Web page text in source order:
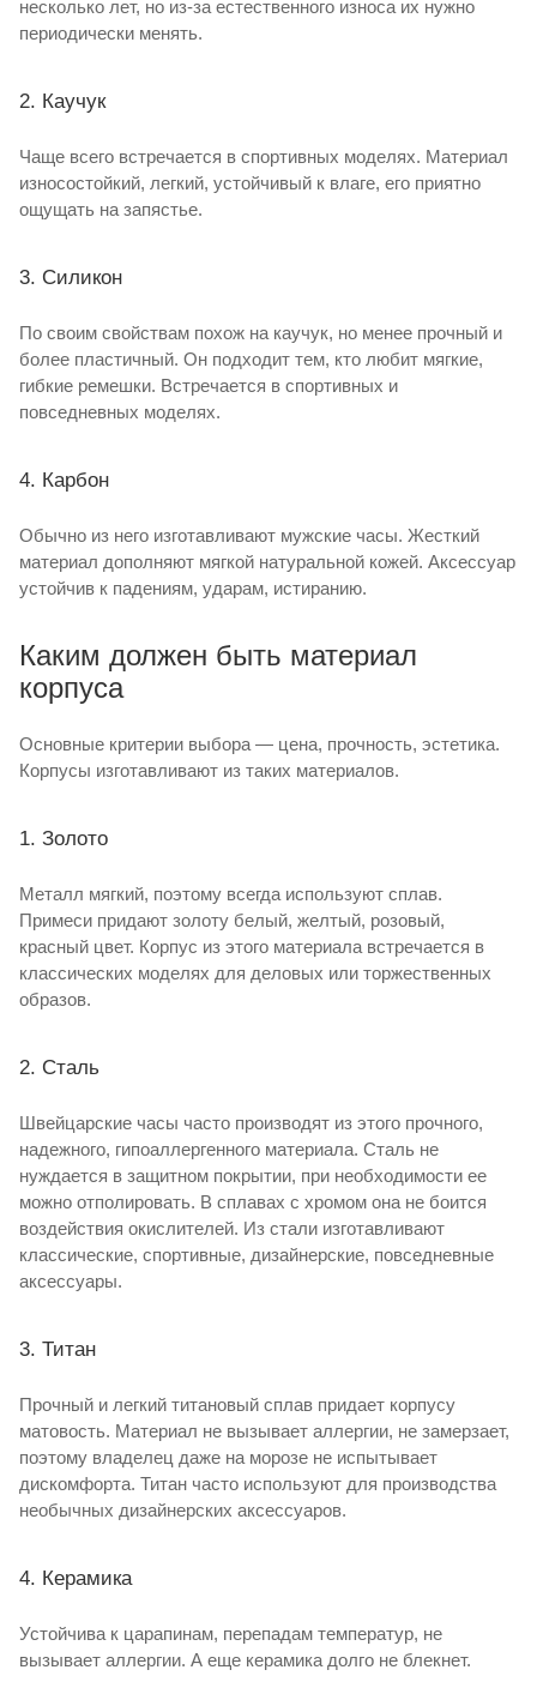
несколько лет, но из-за естественного износа их нужно
периодически менять.
2. Каучук
Чаще всего встречается в спортивных моделях. Материал
износостойкий, легкий, устойчивый к влаге, его приятно
ощущать на запястье.
3. Силикон
По своим свойствам похож на каучук, но менее прочный и
более пластичный. Он подходит тем, кто любит мягкие,
гибкие ремешки. Встречается в спортивных и
повседневных моделях.
4. Карбон
Обычно из него изготавливают мужские часы. Жесткий
материал дополняют мягкой натуральной кожей. Аксессуар
устойчив к падениям, ударам, истиранию.
Каким должен быть материал
корпуса
Основные критерии выбора — цена, прочность, эстетика.
Корпусы изготавливают из таких материалов.
1. Золото
Металл мягкий, поэтому всегда используют сплав.
Примеси придают золоту белый, желтый, розовый,
красный цвет. Корпус из этого материала встречается в
классических моделях для деловых или торжественных
образов.
2. Сталь
Швейцарские часы часто производят из этого прочного,
надежного, гипоаллергенного материала. Сталь не
нуждается в защитном покрытии, при необходимости ее
можно отполировать. В сплавах с хромом она не боится
воздействия окислителей. Из стали изготавливают
классические, спортивные, дизайнерские, повседневные
аксессуары.
3. Титан
Прочный и легкий титановый сплав придает корпусу
матовость. Материал не вызывает аллергии, не замерзает,
поэтому владелец даже на морозе не испытывает
дискомфорта. Титан часто используют для производства
необычных дизайнерских аксессуаров.
4. Керамика
Устойчива к царапинам, перепадам температур, не
вызывает аллергии. А еще керамика долго не блекнет.